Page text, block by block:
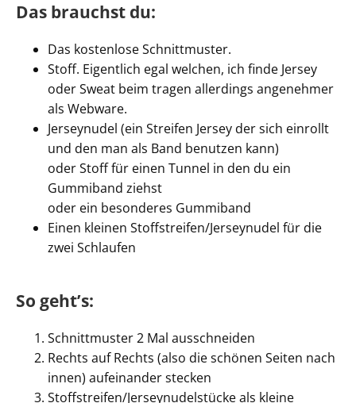
Das brauchst du:
Das kostenlose Schnittmuster.
Stoff. Eigentlich egal welchen, ich finde Jersey
oder Sweat beim tragen allerdings angenehmer
als Webware.
Jerseynudel (ein Streifen Jersey der sich einrollt
und den man als Band benutzen kann)
oder Stoff für einen Tunnel in den du ein
Gummiband ziehst
oder ein besonderes Gummiband
Einen kleinen Stoffstreifen/Jerseynudel für die
zwei Schlaufen
So geht’s:
Schnittmuster 2 Mal ausschneiden
Rechts auf Rechts (also die schönen Seiten nach
innen) aufeinander stecken
Stoffstreifen/Jerseynudelstücke als kleine